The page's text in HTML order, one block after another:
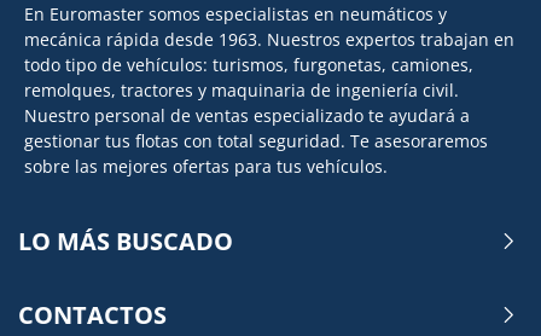
En Euromaster somos especialistas en neumáticos y
mecánica rápida desde 1963. Nuestros expertos trabajan en
todo tipo de vehículos: turismos, furgonetas, camiones,
remolques, tractores y maquinaria de ingeniería civil.
Nuestro personal de ventas especializado te ayudará a
gestionar tus flotas con total seguridad. Te asesoraremos
sobre las mejores ofertas para tus vehículos.
LO MÁS BUSCADO
CONTACTOS